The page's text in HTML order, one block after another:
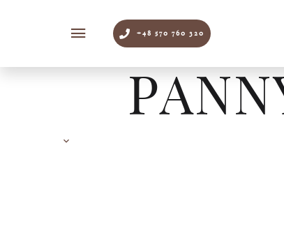
+48 570 760 320